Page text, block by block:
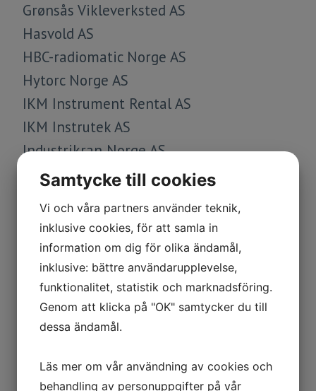
Grønsås Vikleverksted AS
Hasvold AS
HBC-radiomatic Norge AS
Hytorc Norge AS
IKM Instrument Rental AS
IKM Instrutek AS
Industrikran Norge AS
Ingeniørfirmaet Gummi og
Maskinteknikk AS
Innomotics AS
Instrumentcompaniet AS
ITO PALLPACK AS
Jens S. Transmisjoner AS
Kistler Nordic AB
Knutwall Marking Systems AS
Kontram AS
KROHNE Norway AS Avd. Instrumentation
Samtycke till cookies
Vi och våra partners använder teknik,
inklusive cookies, för att samla in
information om dig för olika ändamål,
inklusive: bättre användarupplevelse,
funktionalitet, statistik och marknadsföring.
Genom att klicka på "OK" samtycker du till
dessa ändamål.
Läs mer om vår användning av cookies och
behandling av personuppgifter på vår